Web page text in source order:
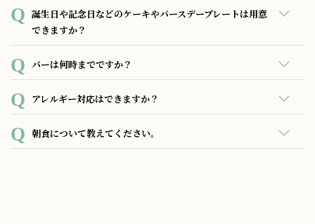
軽にスタッフまでお声がけください。
ございません。ホテルのレストランでありながらもカジュア
ルにお過ごしいただける空間となっております。
誕生日や記念日などのケーキやバースデープレートは用意
できますか？
1,100円（税込）にてデザートプレートをご準備しておりま
す。メッセージのご希望は前日までにお申し付けください。
デザートプレート付きのAnniversaryコースもご準備しており
ます。また、3,000円～でホールケーキのご用意も可能です。
ご利用の3日前までにお申し付けください。
バーは何時までですか？
一般営業は19:30～23:30（ラストオーダー23:00）となってお
ります。
アレルギー対応はできますか？
レストランでのお食事の際、食物アレルギーをお持ちの方や
食材に関してご不明な点がございましたら、お気軽にお問い
朝食について教えてください。